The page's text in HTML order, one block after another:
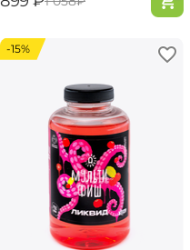
-15%